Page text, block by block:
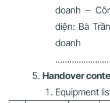
doanh –
diện: Bà
Handover
Equipment